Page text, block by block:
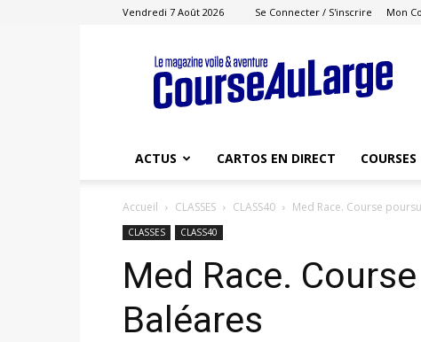
Vendredi 7 Août 2026 Se Connecter / S'inscrire Mon
Course
au
Large
ACTUS CARTOS EN DIRECT COURSES
Accueil CLASSES CLASS40 Med Race. Course
CLASSES CLASS40
Med Race.
Baléares